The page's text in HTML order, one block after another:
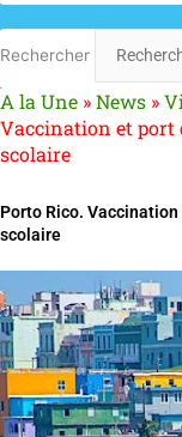
Rechercher
A la Une »News »
Vaccination et port
scolaire
Porto Rico.
scolaire